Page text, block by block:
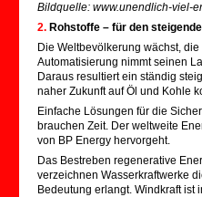
Bildquelle: www.unendlich-viel-
2. Rohstoffe – für den
Die Weltbevölkerung wächst,
Automatisierung nimmt seinen
Daraus resultiert ein ständig
naher Zukunft auf Öl und Kohle
Einfache Lösungen für die
brauchen Zeit. Der weltweite
von BP Energy hervorgeht.
Das Bestreben regenerative
verzeichnen Wasserkraftwerke
Bedeutung erlangt. Windkraft